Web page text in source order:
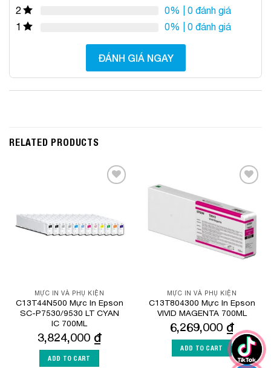
2
0% | 0 đánh giá
1
0% | 0 đánh giá
ĐÁNH GIÁ NGAY
RELATED PRODUCTS
MỰC IN VÀ PHỤ KIỆN
C13T44N500 Mực In Epson
SC-P7530/9530 LT CYAN
IC 700ML
3,824,000 ₫
ADD TO CART
MỰC IN VÀ PHỤ KIỆN
C13T804300 Mực In Epson
VIVID MAGENTA 700ML
6,269,000 ₫
ADD TO CART